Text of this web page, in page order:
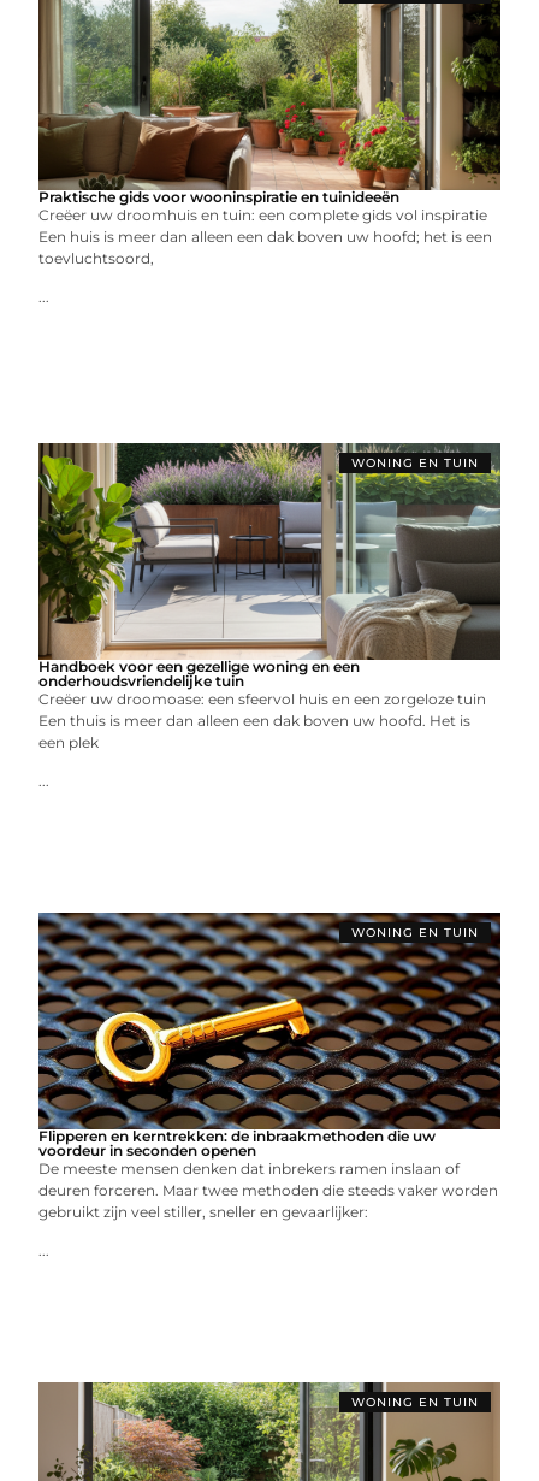
Praktische gids voor wooninspiratie en tuinideeën
Creëer uw droomhuis en tuin: een complete gids vol inspiratie
Een huis is meer dan alleen een dak boven uw hoofd; het is een
toevluchtsoord,
...
WONING EN TUIN
Handboek voor een gezellige woning en een
onderhoudsvriendelijke tuin
Creëer uw droomoase: een sfeervol huis en een zorgeloze tuin
Een thuis is meer dan alleen een dak boven uw hoofd. Het is
een plek
...
WONING EN TUIN
Flipperen en kerntrekken: de inbraakmethoden die uw
voordeur in seconden openen
De meeste mensen denken dat inbrekers ramen inslaan of
deuren forceren. Maar twee methoden die steeds vaker worden
gebruikt zijn veel stiller, sneller en gevaarlijker:
...
WONING EN TUIN